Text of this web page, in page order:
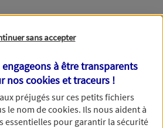
répondrons dans les
mail ou par téléphone.
sans accepter
engageons à être transparents
noscookies et traceurs !
préjugés sur ces petits fichiers
le nom decookies. Ils nous aident à
pour garantir la sécurité